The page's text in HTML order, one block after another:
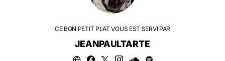
CE BON PETIT PLAT VOUS EST SERVI PAR
JEANPAULTARTE